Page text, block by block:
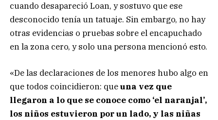
cuando desapareció Loan, y sostuvo que ese
desconocido tenía un tatuaje. Sin embargo, no hay
otras evidencias o pruebas sobre el encapuchado
en la zona cero, y solo una persona mencionó esto.
«De las declaraciones de los menores hubo algo en
que todos coincidieron: queuna vez que
llegaron a lo que se conoce como ‘el naranjal’,
los niños estuvieron por un lado, y las niñas